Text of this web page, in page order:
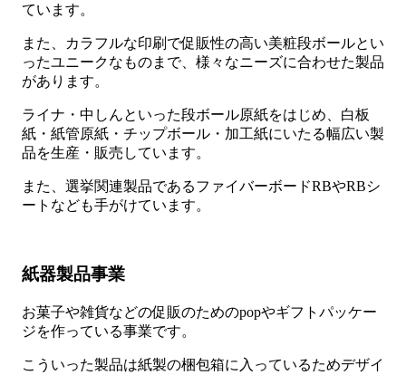
ています。
また、カラフルな印刷で促販性の高い美粧段ボールとい
ったユニークなものまで、様々なニーズに合わせた製品
があります。
ライナ・中しんといった段ボール原紙をはじめ、白板
紙・紙管原紙・チップボール・加工紙にいたる幅広い製
品を生産・販売しています。
また、選挙関連製品であるファイバーボードRBやRBシ
ートなども手がけています。
紙器製品事業
お菓子や雑貨などの促販のためのpopやギフトパッケー
ジを作っている事業です。
こういった製品は紙製の梱包箱に入っているためデザイ